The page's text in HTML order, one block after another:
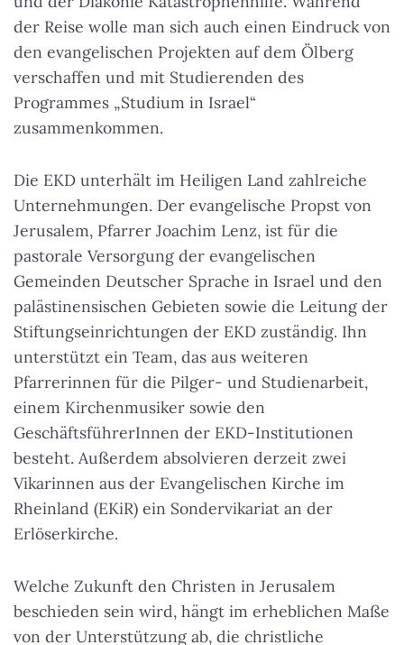
der Reise wolle man sich auch einen Eindruck von
den evangelischen Projekten auf dem Ölberg
verschaffen und mit Studierenden des
Programmes „Studium in Israel“
zusammenkommen.
Die EKD unterhält im Heiligen Land zahlreiche
Unternehmungen. Der evangelische Propst von
Jerusalem, Pfarrer Joachim Lenz, ist für die
pastorale Versorgung der evangelischen
Gemeinden Deutscher Sprache in Israel und den
palästinensischen Gebieten sowie die Leitung der
Stiftungseinrichtungen der EKD zuständig. Ihn
unterstützt ein Team, das aus weiteren
Pfarrerinnen für die Pilger- und Studienarbeit,
einem Kirchenmusiker sowie den
GeschäftsführerInnen der EKD-Institutionen
besteht. Außerdem absolvieren derzeit zwei
Vikarinnen aus der Evangelischen Kirche im
Rheinland (EKiR) ein Sondervikariat an der
Erlöserkirche.
Welche Zukunft den Christen in Jerusalem
beschieden sein wird, hängt im erheblichen Maße
von der Unterstützung ab, die christliche